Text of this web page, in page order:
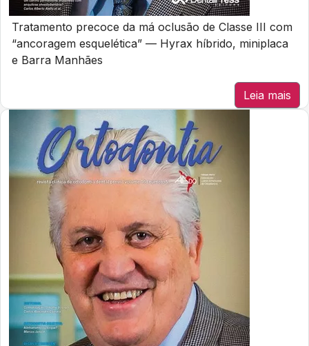
Tratamento precoce da má oclusão de Classe III com
“ancoragem esquelética” — Hyrax híbrido, miniplaca
e Barra Manhães
Leia mais